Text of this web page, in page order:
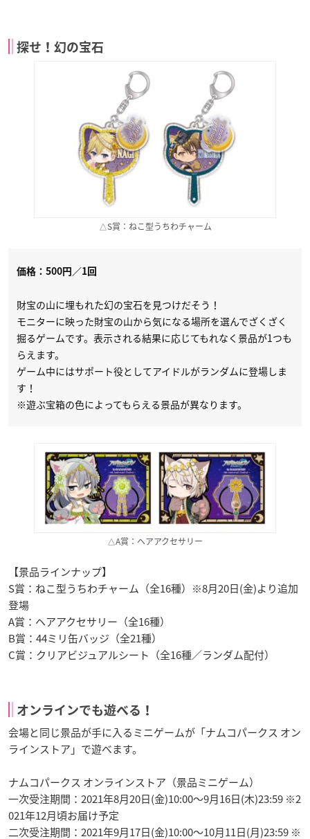
探せ！幻の宝石
△S賞：ねこ型うちわチャーム
価格：500円／1回
財宝の山に埋もれた幻の宝石を見つけだそう！
モニターに映った財宝の山から気になる場所を選んでざくざく
掘るゲームです。表示される結果に応じてもれなく景品が1つも
らえます。
ゲーム中にはサポート役としてアイドルがランダムに登場しま
す！
※遊ぶ宝箱の色によってもらえる景品が異なります。
△A賞：ヘアアクセサリー
【景品ラインナップ】
S賞：ねこ型うちわチャーム（全16種）※8月20日(金)より追加
登場
A賞：ヘアアクセサリー（全16種）
B賞：44ミリ缶バッジ（全21種）
C賞：クリアビジュアルシート（全16種／ランダム配付）
オンラインでも遊べる！
会場と同じ景品が手に入るミニゲームが「ナムコパークス オン
ラインストア」で遊べます。
ナムコパークス オンラインストア（景品ミニゲーム）
一次受注期間：2021年8月20日(金)10:00～9月16日(木)23:59 ※2
021年12月頃お届け予定
二次受注期間：2021年9月17日(金)10:00～10月11日(月)23:59 ※